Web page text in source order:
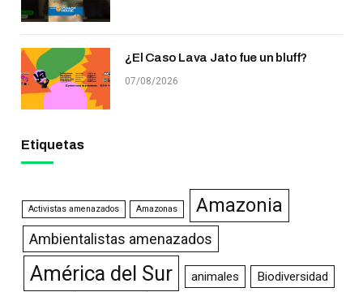
¿El Caso Lava Jato fue un bluff?
07/08/2026
Etiquetas
Activistas amenazados Amazonas Amazonia
Ambientalistas amenazados
América del Sur animales Biodiversidad